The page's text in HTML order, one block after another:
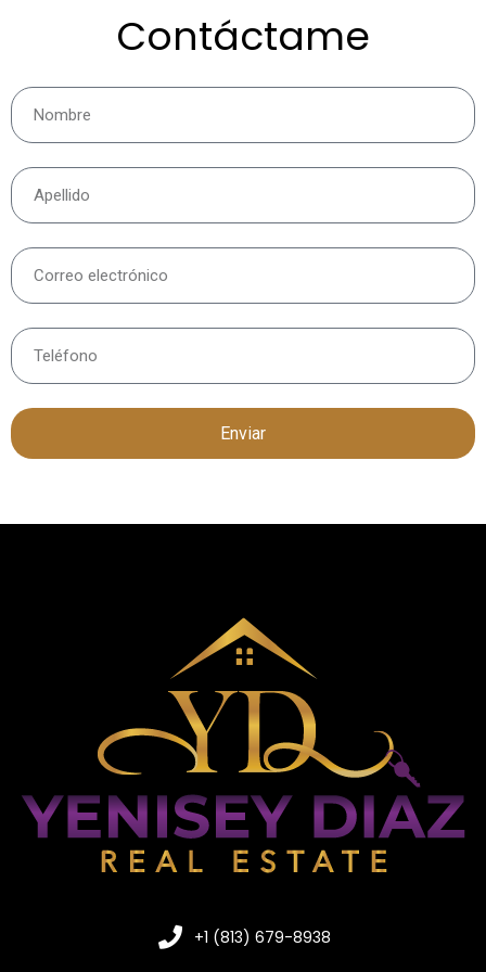
Contáctame
Enviar
+1 (813) 679-8938